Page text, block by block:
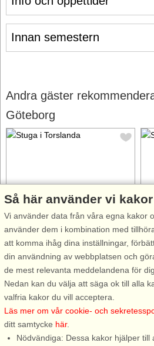
Innan semestern
Andra gäster
Göteborg
Stugnr: 41380
Torslanda
3 personer, 27 m²
50 m till sjö/hav:.
Liten fräsch gäststuga med bra
läge och havsutsikt i Torslanda
nordväst om Göteborg. Perfekt
för den mindre familjen som vill
bo lugnt och havsnära med
närhet till service. Endast 100 m
8
Så här använder vi
Vi använder data från våra egna kakor
använder dem i kombination med
att komma ihåg dina inställningar,
din användning av webbplatsen och
de mest relevanta meddelandena för dig.
Nedan kan du välja att säga ok till alla
valfria kakor du vill acceptera.
Läs mer om vår cookie- och
ditt samtycke här.
Nödvändiga: Dessa kakor hjälper till